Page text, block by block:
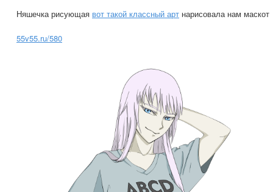
Няшечка рисующая вот такой классный арт нарисовала нам маскот
55v55.ru/580